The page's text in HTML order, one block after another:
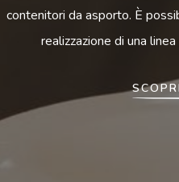
contenitori da asporto. È
realizzazione di una